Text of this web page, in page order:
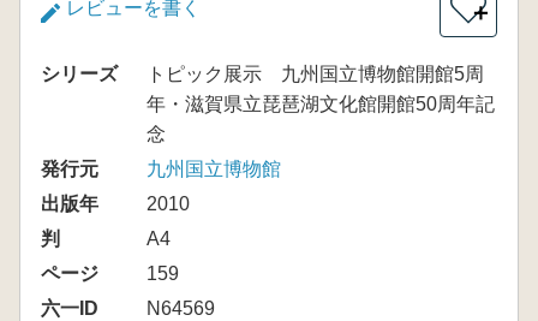
レビューを書く ＋
シリーズ
トピック展示 九州国立博物館開館5周
年・滋賀県立琵琶湖文化館開館50周年記
念
発行元
九州国立博物館
出版年
2010
判
A4
ページ
159
六一ID
N64569